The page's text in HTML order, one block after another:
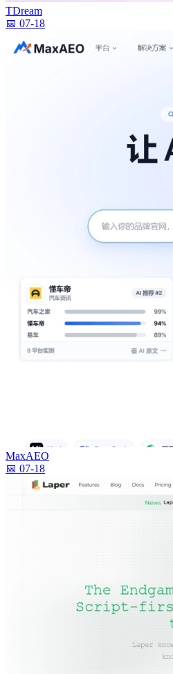
TDream
📅 07-18
MaxAEO
📅 07-18